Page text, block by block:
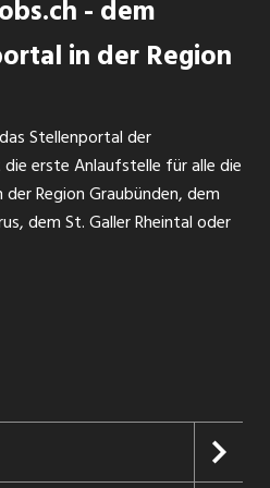
Sekretariat Pflegekader 50
übernimmt Verantwortung
die akut bedroht,
verletzt sind. Es ist uns
Patientinnen und Patienten
in dieser kritischen Lebensphase die individuell optimale ...
- dem
in der Region
Stellenportal der
erste Anlaufstelle für alle die
Region Graubünden, dem
dem St. Galler Rheintal oder